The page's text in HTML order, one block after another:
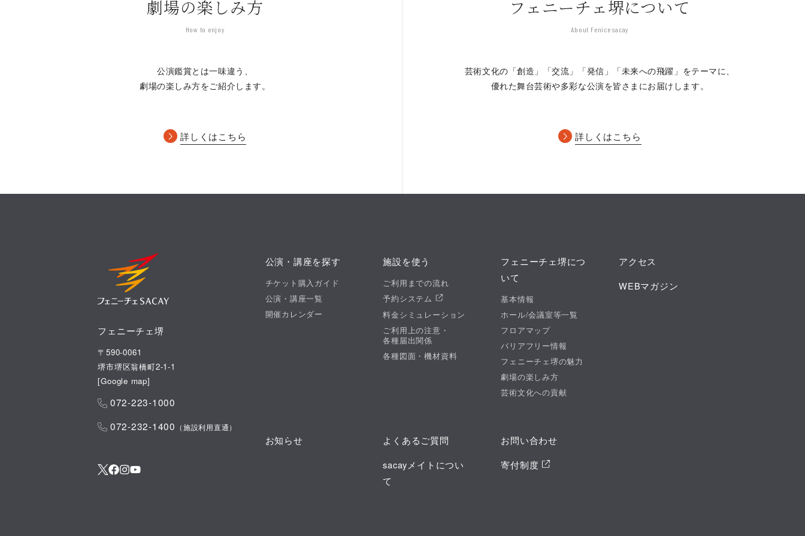
劇場の楽しみ方
How to enjoy
公演鑑賞とは一味違う、
劇場の楽しみ方をご紹介します。
詳しくはこちら
フェニーチェ堺について
About Fenice sacay
芸術文化の「創造」「交流」「発信」
「未来への飛躍」をテーマに、
優れた舞台芸術や多彩な公演を皆さまにお届けします。
詳しくはこちら
フェニーチェ堺
〒590-0061
堺市堺区翁橋町2-1-1
[Google map]
072-223-1000
072-232-1400 （施設利用直通）
公演・講座を探す
チケット購入ガイド
公演・講座一覧
開催カレンダー
施設を使う
ご利用までの流れ
予約システム
料金シミュレーション
ご利用上の注意・
各種届出関係
各種図面・機材資料
フェニーチェ堺につ
いて
基本情報
ホール/会議室等一覧
フロアマップ
バリアフリー情報
フェニーチェ堺の魅力
劇場の楽しみ方
芸術文化への貢献
アクセス
WEBマガジン
お知らせ
よくあるご質問
sacayメイトについ
て
お問い合わせ
寄付制度